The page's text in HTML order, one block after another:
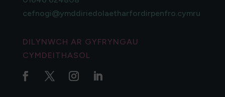
cefnogi@ymddiriedolaetharfordirpenfro.cymru
DILYNWCH AR GYFRYNGAU
CYMDEITHASOL